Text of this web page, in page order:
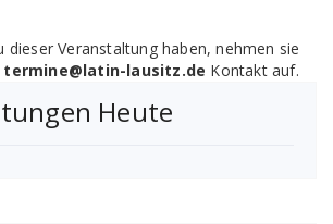
dieser Veranstaltung haben, nehmen sie
lausitz.de Kontakt auf.
Heute